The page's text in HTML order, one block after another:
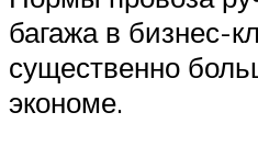
багажа в бизнес-
существенно
экономе.